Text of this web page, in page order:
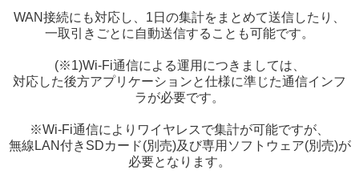
WAN接続にも対応し、1日の集計をまとめて送信したり、
一取引きごとに自動送信することも可能です。
(※1)Wi-Fi通信による運用につきましては、
対応した後方アプリケーションと仕様に準じた通信インフ
ラが必要です。
※Wi-Fi通信によりワイヤレスで集計が可能ですが、
無線LAN付きSDカード(別売)及び専用ソフトウェア(別売)が
必要となります。